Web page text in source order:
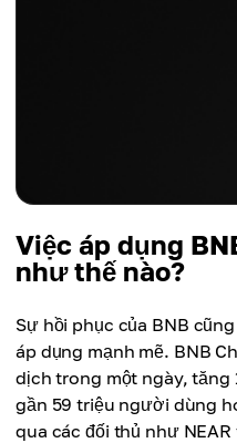
Việc áp dụng
như thế nào?
Sự hồi phục của BNB
áp dụng mạnh mẽ. BNB
dịch trong một ngày,
gần 59 triệu người dùng
qua các đối thủ như